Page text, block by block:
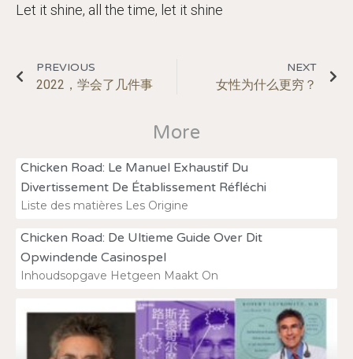
Let it shine, all the time, let it shine
PREVIOUS
2022，学会了几件事
NEXT
女性为什么更穷？
More
Chicken Road: Le Manuel Exhaustif Du
Divertissement De Établissement Réfléchi
Liste des matières Les Origine
Chicken Road: De Ultieme Guide Over Dit
Opwindende Casinospel
Inhoudsopgave Hetgeen Maakt On